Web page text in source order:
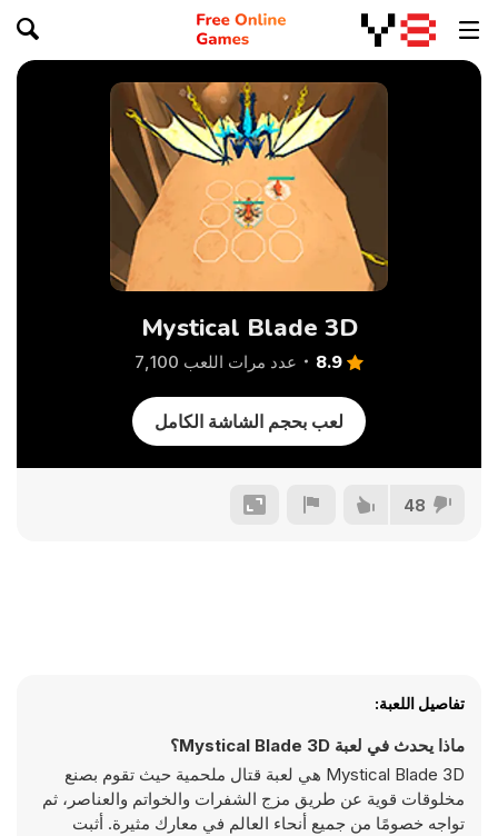
Mystical Blade 3D
8.9 عدد مرات اللعب 7,100
لعب بحجم الشاشة الكامل
48
تفاصيل اللعبة:
ماذا يحدث في لعبة Mystical Blade 3D؟
Mystical Blade 3D هي لعبة قتال ملحمية حيث تقوم بصنع
مخلوقات قوية عن طريق مزج الشفرات والخواتم والعناصر، ثم
تواجه خصومًا من جميع أنحاء العالم في معارك مثيرة. أثبت